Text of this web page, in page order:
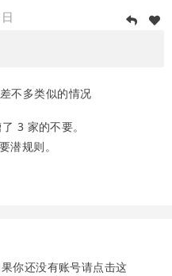
不多类似的情况
3 家的不要。
潜规则。
你还没有账号请点击这